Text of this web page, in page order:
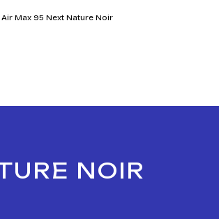
Air Max 95 Next Nature Noir
NOIR